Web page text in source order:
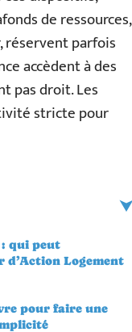
de ressources,
réservent parfois
accèdent à des
pas droit. Les
stricte pour
qui peut
d’Action Logement
pour faire une